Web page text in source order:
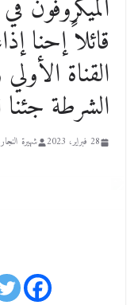
الميكروفون
قائلاً إحنا
القناة
الشرطة جئنا
28 فبراير، 2023 شهيرة النجار